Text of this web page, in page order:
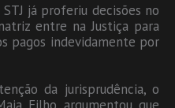
já proferiu decisões no
entre na Justiça para
pagos indevidamente por
da jurisprudência, o